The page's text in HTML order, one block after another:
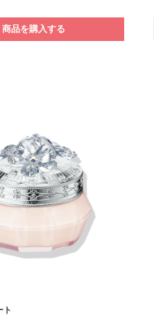
商品を購入する
ト